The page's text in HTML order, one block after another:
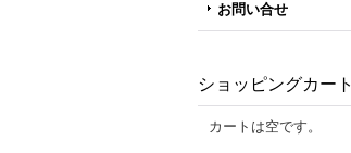
お問い合せ
ショッピングカート
カートは空です。